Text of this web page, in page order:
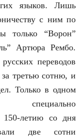
языков. Лишь
с ним по
только “Ворон”
Артюра Рембо.
переводов
третью сотню, и
Только в одном
специально
150-летию со дня
две сотни